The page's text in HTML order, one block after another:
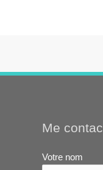
Me
Votre nom